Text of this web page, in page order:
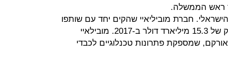
ראש הממשלה.
חברת מוביליאיי שהקים יחד עם שותפו
זיו אבירם נמכרה לאינטל בעסקת ענק של 15.3 מיליארד דולר ב-2017. מובילאיי
שמספקת פתרונות טכנלוגיים לכבדי